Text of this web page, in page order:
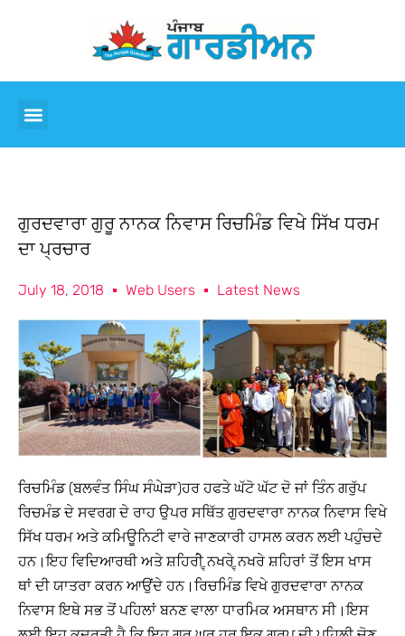
ਗੁਰਦਵਾਰਾ ਗੁਰੂ ਨਾਨਕ ਨਿਵਾਸ ਰਿਚਮਿੰਡ ਵਿਖੇ ਸਿੱਖ ਧਰਮ
ਦਾ ਪ੍ਰਚਾਰ
July 18, 2018 Web Users Latest News
ਰਿਚਮਿੰਡ (ਬਲਵੰਤ ਸਿੰਘ ਸੰਘੇੜਾ)ਹਰ ਹਫਤੇ ਘੱਟੋ ਘੱਟ ਦੋ ਜਾਂ ਤਿੰਨ ਗਰੁੱਪ
ਰਿਚਮੰਡ ਦੇ ਸਵਰਗ ਦੇ ਰਾਹ ਉਪਰ ਸਥਿੱਤ ਗੁਰਦਵਾਰਾ ਨਾਨਕ ਨਿਵਾਸ ਵਿਖੇ
ਸਿੱਖ ਧਰਮ ਅਤੇ ਕਮਿਊਨਿਟੀ ਵਾਰੇ ਜਾਣਕਾਰੀ ਹਾਸਲ ਕਰਨ ਲਈ ਪਹੁੰਚਦੇ
ਹਨ।ਇਹ ਵਿਦਿਆਰਥੀ ਅਤੇ ਸ਼ਹਿਰੀੇ ਵ੍ਨਖਰੇ ਵ੍ਨਖਰੇ ਸ਼ਹਿਰਾਂ ਤੋਂ ਇਸ ਖਾਸ
ਥਾਂ ਦੀ ਯਾਤਰਾ ਕਰਨ ਆਉਂਦੇ ਹਨ।ਰਿਚਮਿੰਡ ਵਿਖੇ ਗੁਰਦਵਾਰਾ ਨਾਨਕ
ਨਿਵਾਸ ਇਥੇ ਸਭ ਤੋਂ ਪਹਿਲਾਂ ਬਨਣ ਵਾਲਾ ਧਾਰਮਿਕ ਅਸਥਾਨ ਸੀ।ਇਸ